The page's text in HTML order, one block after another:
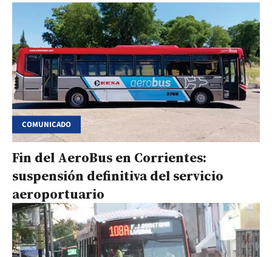
COMUNICADO
Fin del AeroBus en Corrientes:
suspensión definitiva del servicio
aeroportuario